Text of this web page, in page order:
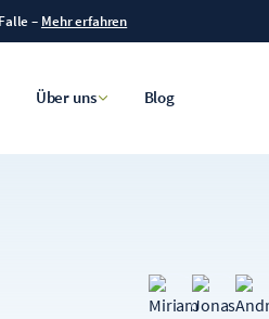
– Mehr erfahren
Über uns Blog